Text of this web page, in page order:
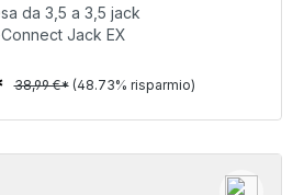
19,99 €
Dettagli
da 3,5 a 3,5 jack
Jack EX
38,99 €* (48.73% risparmio)